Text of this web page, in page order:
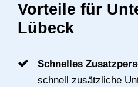
Vorteile für
Lübeck
Schnelles
schnell zusätzliche